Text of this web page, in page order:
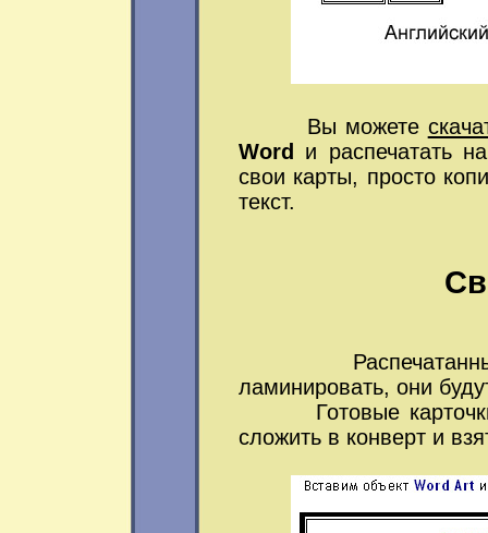
Вы можете
Word
и распечатать
свои карты, просто
текст.
Распечатанные
ламинировать, они
Готовые карточки
сложить в конверт и